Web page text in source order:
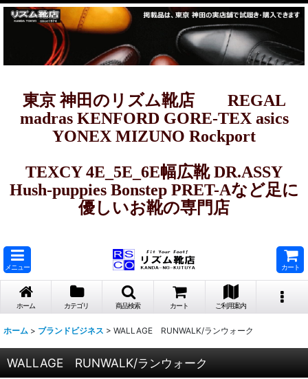
東京 神田のリズム靴店 REGAL
madras KENFORD GORE-TEX asics
YONEX MIZUNO Rockport
TEXCY 4E_5E_6E幅広靴 DR.ASSY
Hush-puppies Bonstep PRET-Aなど足に
優しいお靴の専門店
メニュー カート
ホーム カテゴリ 商品検索 カート ご利用案内
ホーム > ブランドビジネス > WALLAGE RUNWALK/ランウォーク
WALLAGE RUNWALK/ランウォーク